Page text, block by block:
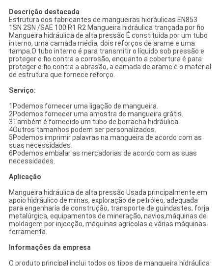
Descrição destacada
Estrutura dos fabricantes de mangueiras hidráulicas EN853
1SN 2SN /SAE 100 R1 R2 Mangueira hidráulica trançada por fio
Mangueira hidráulica de alta pressão É constituída por um tubo
interno, uma camada média, dois reforços de arame e uma
tampa.O tubo interno é para transmitir o líquido sob pressão e
proteger o fio contra a corrosão, enquanto a cobertura é para
proteger o fio contra a abrasão, a camada de arame é o material
de estrutura que fornece reforço.
Serviço:
1Podemos fornecer uma ligação de mangueira.
2Podemos fornecer uma amostra de mangueira grátis.
3Também é fornecido um tubo de borracha hidráulica.
4Outros tamanhos podem ser personalizados.
5Podemos imprimir palavras na mangueira de acordo com as
suas necessidades.
6Podemos embalar as mercadorias de acordo com as suas
necessidades.
Aplicação
Mangueira hidráulica de alta pressão Usada principalmente em
apoio hidráulico de minas, exploração de petróleo, adequada
para engenharia de construção, transporte de guindastes, forja
metalúrgica, equipamentos de mineração, navios,máquinas de
moldagem por injecção, máquinas agrícolas e várias máquinas-
ferramenta.
Informações da empresa
O produto principal inclui todos os tipos de mangueira hidráulica